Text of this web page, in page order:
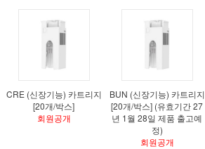
CRE (신장기능) 카트리지
[20개/박스]
회원공개
BUN (신장기능) 카트리지
[20개/박스] (유효기간 27
년 1월 28일 제품 출고예
정)
회원공개